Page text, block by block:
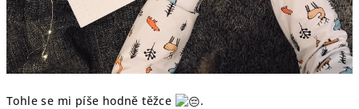
Tohle se mi píše hodně těžce
.